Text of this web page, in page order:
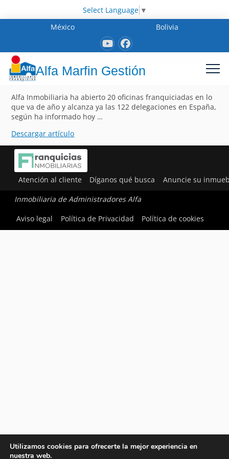
Select Language ▼
México
Bolivia
Alfa Marfin Gestión
Alfa Inmobiliaria ha abierto 20 oficinas franquiciadas en lo
que va de año y alcanza ya las 122 delegaciones en España,
según ha informado hoy …
Descargar artículo
Atención al cliente Díganos qué busca Anuncie su
Inmobiliaria de Administradores Alfa
Aviso legal
Política de Privacidad Política de cookies
Utilizamos cookies para ofrecerte la mejor experiencia en
nuestra web.